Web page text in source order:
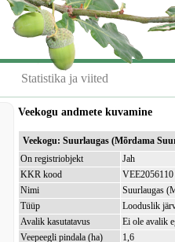
Statistika ja viited
Veekogu andmete kuvamine
Veekogu: Suurlaugas (Mõrdama
On registriobjekt
Jah
KKR kood
VEE2056110
Nimi
Suurlaugas
Tüüp
Looduslik
Avalik kasutatavus
Ei ole avalik
Veepeegli pindala (ha)
1,6